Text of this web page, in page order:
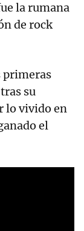
la rumana
de rock
primeras
su
lo vivido en
el